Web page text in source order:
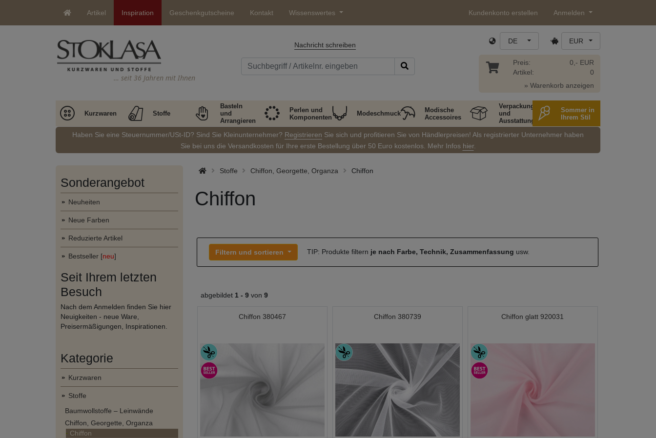
Artikel Inspiration Geschenkgutscheine Kontakt Wissenswertes Kundenkonto erstellen Anmelden
… seit 36 Jahren mit Ihnen
Nachricht schreiben DE EUR
Preis:
Artikel:
0,- EUR
0
» Warenkorb anzeigen
Kurzwaren Stoffe
Basteln
und
Arrangieren
Perlen und
Komponenten
Modeschmuck
Modische
Accessoires
Verpackung
und
Ausstattung
Sommer in
Ihrem Stil
Haben Sie eine Steuernummer/USt-ID? Sind Sie Kleinunternehmer? Registrieren Sie sich und profitieren Sie von Händlerpreisen! Als registrierter Unternehmer haben
Sie bei uns die Versandkosten für Ihre erste Bestellung über 50 Euro kostenlos. Mehr Infos hier.
Sonderangebot
Neuheiten
Neue Farben
Reduzierte Artikel
Bestseller [neu]
Seit Ihrem letzten
Besuch
Nach dem Anmelden finden Sie hier
Neuigkeiten - neue Ware,
Preisermäßigungen, Inspirationen.
Kategorie
Kurzwaren
Stoffe
Baumwollstoffe – Leinwände
Chiffon, Georgette, Organza
Chiffon
Stoffe Chiffon, Georgette, Organza Chiffon
Chiffon
Filtern und sortieren TIP: Produkte filtern je nach Farbe, Technik, Zusammenfassung usw.
abgebildet 1 - 9 von 9
Chiffon 380467 Chiffon 380739 Chiffon glatt 920031